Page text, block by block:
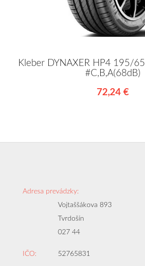
Kleber DYNAXER HP4 195/
#C,B,A(68dB)
72,24 €
Adresa prevádzky:
Vojtaššákova 893
Tvrdošín
027 44
IČO: 52765831